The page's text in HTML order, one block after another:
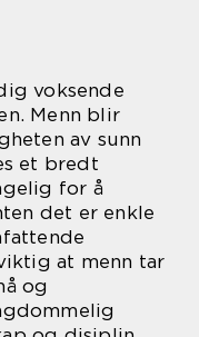
voksende
Menn blir
av sunn
et bredt
for å
det er enkle
at menn tar
og